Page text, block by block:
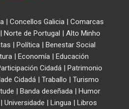
| Concellos Galicia | Comarcas
| Norte de Portugal | Alto Minho
| Política | Benestar Social
| Economía | Educación
Cidadá | Patrimonio
Cidadá | Traballo | Turismo
| Banda deseñada | Humor
| Universidade | Lingua | Libros